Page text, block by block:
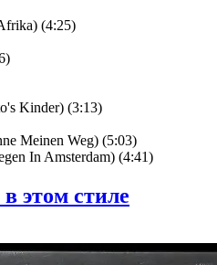
(4:25)
Kinder) (3:13)
Meinen Weg) (5:03)
In Amsterdam) (4:41)
этом стиле